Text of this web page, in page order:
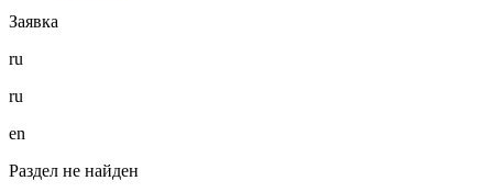
Заявка
ru
ru
en
Раздел не найден